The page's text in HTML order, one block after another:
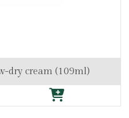
dry cream (109ml)